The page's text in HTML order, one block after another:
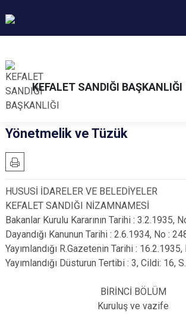
KEFALET SANDIĞI BAŞKANLIĞI
Yönetmelik ve Tüzük
HUSUSİ İDARELER VE BELEDİYELER
KEFALET SANDIĞI NİZAMNAMESİ
Bakanlar Kurulu Kararının Tarihi : 3.2.1935,
Dayandığı Kanunun Tarihi : 2.6.1934, No :
Yayımlandığı R.Gazetenin Tarihi :
Yayımlandığı Düsturun Tertibi : 3, Cildi: 16,
BİRİNCİ BÖLÜM
Kuruluş ve vazife